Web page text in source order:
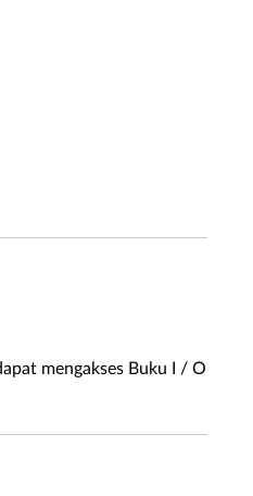
mengakses Buku I / O